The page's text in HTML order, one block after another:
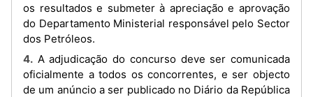
os resultados e submeter à apreciação e aprovação
do Departamento Ministerial responsável pelo Sector
dos Petróleos.
4. A adjudicação do concurso deve ser comunicada
oficialmente a todos os concorrentes, e ser objecto
de um anúncio a ser publicado no Diário da República